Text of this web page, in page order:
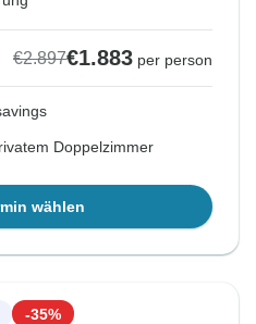
€2.897€1.883 per person
Doppelzimmer
wählen
-35%